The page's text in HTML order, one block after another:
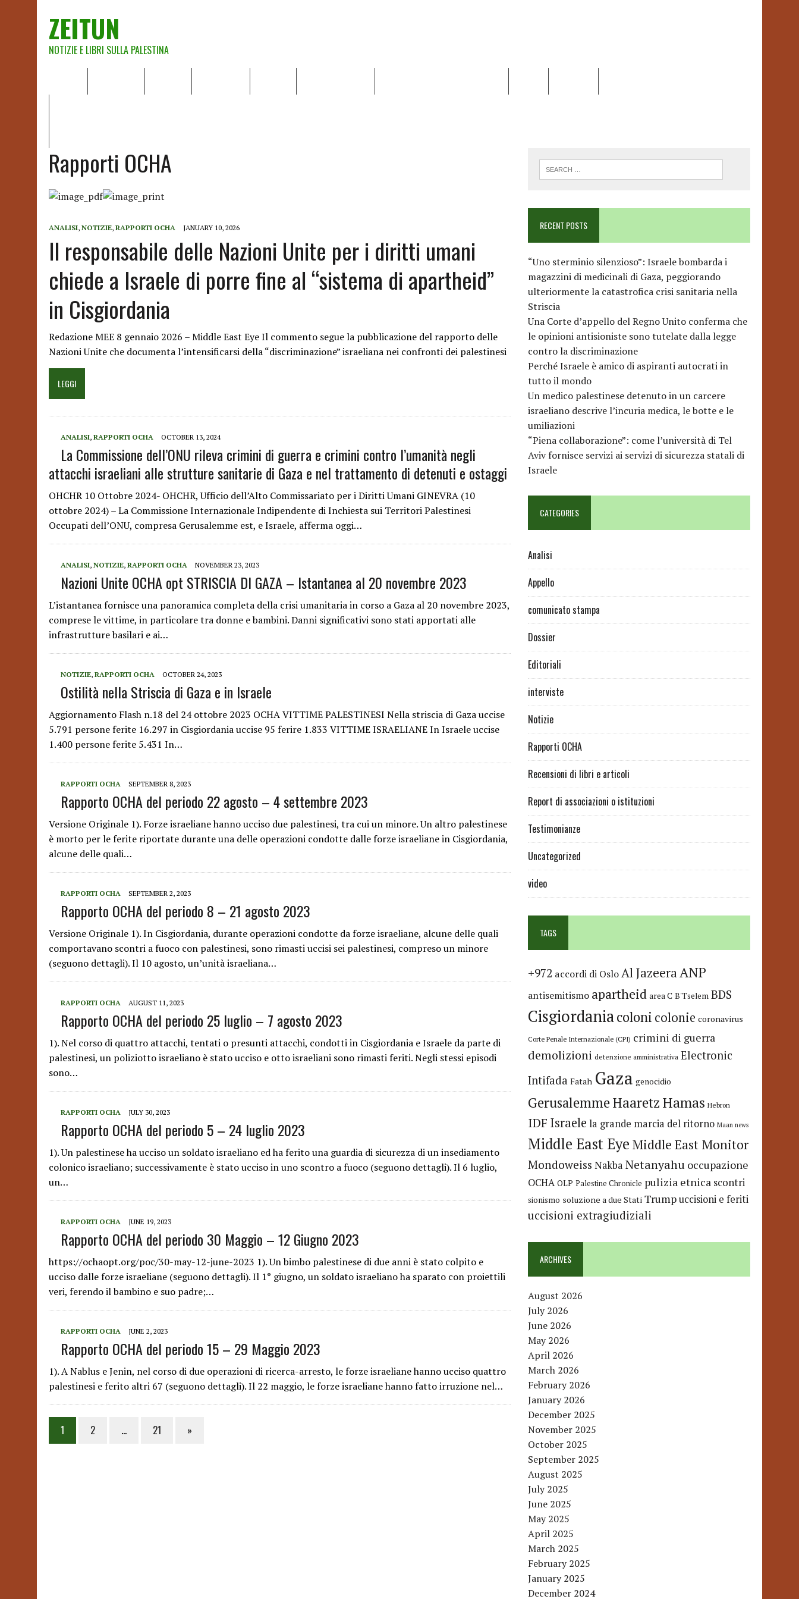
ZEITUN
NOTIZIE E LIBRI SULLA PALESTINA
Rapporti OCHA
ANALISI, NOTIZIE, RAPPORTI OCHA JANUARY 10, 2026
Il responsabile delle Nazioni Unite per i diritti umani
chiede a Israele di porre fine al “sistema di apartheid”
in Cisgiordania
Redazione MEE 8 gennaio 2026 – Middle East Eye Il commento segue la pubblicazione del rapporto delle
Nazioni Unite che documenta l’intensificarsi della “discriminazione” israeliana nei confronti dei palestinesi
LEGGI
ANALISI, RAPPORTI OCHA OCTOBER 13, 2024
La Commissione dell’ONU rileva crimini di guerra e crimini contro l’umanità negli
attacchi israeliani alle strutture sanitarie di Gaza e nel trattamento di detenuti e ostaggi
OHCHR 10 Ottobre 2024- OHCHR, Ufficio dell’Alto Commissariato per i Diritti Umani GINEVRA (10
ottobre 2024) – La Commissione Internazionale Indipendente di Inchiesta sui Territori Palestinesi
Occupati dell’ONU, compresa Gerusalemme est, e Israele, afferma oggi…
ANALISI, NOTIZIE, RAPPORTI OCHA NOVEMBER 23, 2023
Nazioni Unite OCHA opt STRISCIA DI GAZA – Istantanea al 20 novembre 2023
L’istantanea fornisce una panoramica completa della crisi umanitaria in corso a Gaza al 20 novembre 2023,
comprese le vittime, in particolare tra donne e bambini. Danni significativi sono stati apportati alle
infrastrutture basilari e ai…
NOTIZIE, RAPPORTI OCHA OCTOBER 24, 2023
Ostilità nella Striscia di Gaza e in Israele
Aggiornamento Flash n.18 del 24 ottobre 2023 OCHA VITTIME PALESTINESI Nella striscia di Gaza uccise
5.791 persone ferite 16.297 in Cisgiordania uccise 95 ferire 1.833 VITTIME ISRAELIANE In Israele uccise
1.400 persone ferite 5.431 In…
RAPPORTI OCHA SEPTEMBER 8, 2023
Rapporto OCHA del periodo 22 agosto – 4 settembre 2023
Versione Originale 1). Forze israeliane hanno ucciso due palestinesi, tra cui un minore. Un altro palestinese
è morto per le ferite riportate durante una delle operazioni condotte dalle forze israeliane in Cisgiordania,
alcune delle quali…
RAPPORTI OCHA SEPTEMBER 2, 2023
Rapporto OCHA del periodo 8 – 21 agosto 2023
Versione Originale 1). In Cisgiordania, durante operazioni condotte da forze israeliane, alcune delle quali
comportavano scontri a fuoco con palestinesi, sono rimasti uccisi sei palestinesi, compreso un minore
(seguono dettagli). Il 10 agosto, un’unità israeliana…
RAPPORTI OCHA AUGUST 11, 2023
Rapporto OCHA del periodo 25 luglio – 7 agosto 2023
1). Nel corso di quattro attacchi, tentati o presunti attacchi, condotti in Cisgiordania e Israele da parte di
palestinesi, un poliziotto israeliano è stato ucciso e otto israeliani sono rimasti feriti. Negli stessi episodi
sono…
RAPPORTI OCHA JULY 30, 2023
Rapporto OCHA del periodo 5 – 24 luglio 2023
1). Un palestinese ha ucciso un soldato israeliano ed ha ferito una guardia di sicurezza di un insediamento
colonico israeliano; successivamente è stato ucciso in uno scontro a fuoco (seguono dettagli). Il 6 luglio,
un…
RAPPORTI OCHA JUNE 19, 2023
Rapporto OCHA del periodo 30 Maggio – 12 Giugno 2023
https://ochaopt.org/poc/30-may-12-june-2023 1). Un bimbo palestinese di due anni è stato colpito e
ucciso dalle forze israeliane (seguono dettagli). Il 1° giugno, un soldato israeliano ha sparato con proiettili
veri, ferendo il bambino e suo padre;…
RAPPORTI OCHA JUNE 2, 2023
Rapporto OCHA del periodo 15 – 29 Maggio 2023
1). A Nablus e Jenin, nel corso di due operazioni di ricerca-arresto, le forze israeliane hanno ucciso quattro
palestinesi e ferito altri 67 (seguono dettagli). Il 22 maggio, le forze israeliane hanno fatto irruzione nel…
Posts
pagination
1 2 … 21 »
RECENT POSTS
“Uno sterminio silenzioso”: Israele bombarda i
magazzini di medicinali di Gaza, peggiorando
ulteriormente la catastrofica crisi sanitaria nella
Striscia
Una Corte d’appello del Regno Unito conferma che
le opinioni antisioniste sono tutelate dalla legge
contro la discriminazione
Perché Israele è amico di aspiranti autocrati in
tutto il mondo
Un medico palestinese detenuto in un carcere
israeliano descrive l’incuria medica, le botte e le
umiliazioni
“Piena collaborazione”: come l’università di Tel
Aviv fornisce servizi ai servizi di sicurezza statali di
Israele
CATEGORIES
Analisi
Appello
comunicato stampa
Dossier
Editoriali
interviste
Notizie
Rapporti OCHA
Recensioni di libri e articoli
Report di associazioni o istituzioni
Testimonianze
Uncategorized
video
TAGS
+972 accordi di OsloAl JazeeraANP
antisemitismo apartheid area C B'Tselem BDS
Cisgiordaniacoloni colonie coronavirus
Corte Penale Internazionale (CPI) crimini di guerra
demolizioni detenzione amministrativa Electronic
Intifada Fatah Gaza genocidio
GerusalemmeHaaretzHamas Hebron
IDF Israele la grande marcia del ritorno Maan news
Middle East Eye Middle East Monitor
Mondoweiss Nakba Netanyahu occupazione
OCHA OLP Palestine Chronicle pulizia etnica scontri
sionismo soluzione a due Stati Trumpuccisioni e feriti
uccisioni extragiudiziali
ARCHIVES
August 2026
July 2026
June 2026
May 2026
April 2026
March 2026
February 2026
January 2026
December 2025
November 2025
October 2025
September 2025
August 2025
July 2025
June 2025
May 2025
April 2025
March 2025
February 2025
January 2025
December 2024